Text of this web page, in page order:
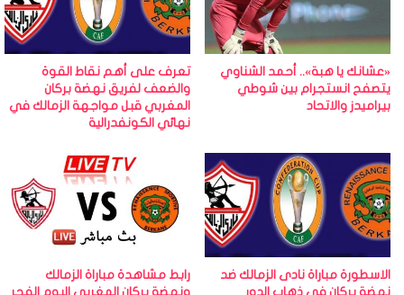
«عشانك يا هبة».. أحمد الشناوي
يتصفح انستجرام بين شوطي
بيراميدز والاتحاد
تعرف على أهم نقاط القوة
والضعف لفريق نهضة بركان
المغربي قبل مواجهة الزمالك في
نهائي الكونفدرالية
الاسطورة مباراة نادى الزمالك ضد
نهضة بركان فى ذهاب الدور
رابط مشاهدة مباراة الزمالك
ونهضة بركان المغربي اليوم الفجر